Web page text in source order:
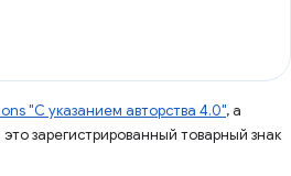
"С указанием авторства 4.0", а
это зарегистрированный товарный знак